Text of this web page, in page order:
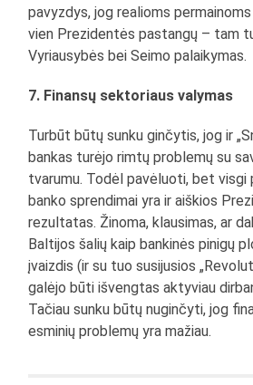
pavyzdys, jog realioms
vien Prezidentės pastangų – tam
Vyriausybės bei Seimo palaikymas.
7. Finansų sektoriaus valymas
Turbūt būtų sunku ginčytis, jog ir
bankas turėjo rimtų problemų su
tvarumu. Todėl pavėluoti, bet visgi
banko sprendimai yra ir aiškios
rezultatas. Žinoma, klausimas, ar
Baltijos šalių kaip bankinės pinigų
įvaizdis (ir su tuo susijusios
galėjo būti išvengtas aktyviau
Tačiau sunku būtų nuginčyti, jog
esminių problemų yra mažiau.